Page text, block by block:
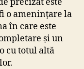
o amenințare la
în care este
și un
cu totul altă